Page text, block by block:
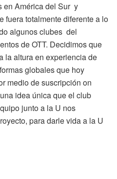
en América del Sur y
fuera totalmente diferente a lo
algunos clubes del
de OTT. Decidimos que
la altura en experiencia de
globales que hoy
medio de suscripción on
idea única que el club
junto a la U nos
para darle vida a la U